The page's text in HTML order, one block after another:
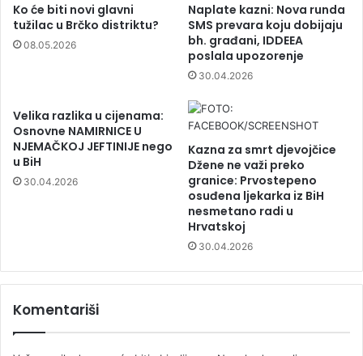
Ko će biti novi glavni
tužilac u Brčko distriktu?
08.05.2026
Naplate kazni: Nova runda
SMS prevara koju dobijaju
bh. građani, IDDEEA
poslala upozorenje
30.04.2026
Velika razlika u cijenama:
Osnovne NAMIRNICE U
NJEMAČKOJ JEFTINIJE nego
u BiH
30.04.2026
Kazna za smrt djevojčice
Džene ne važi preko
granice: Prvostepeno
osuđena ljekarka iz BiH
nesmetano radi u
Hrvatskoj
30.04.2026
Komentariši